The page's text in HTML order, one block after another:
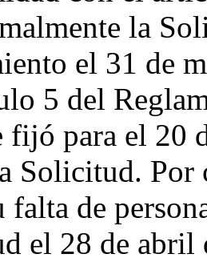
la
el 31 de
5 del
fijó para el 20
Solicitud.
de
el 28 de abril